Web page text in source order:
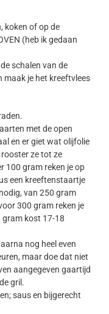
koken of op de
(heb ik gedaan
schalen van de
je het kreeftvlees
met de open
en er giet wat olijfolie
rooster ze tot ze
100 gram reken je op
een kreeftenstaartje
van 250 gram
300 gram reken je
gram kost 17-18
nog heel even
maar doe dat niet
aangegeven gaartijd
gril.
saus en bijgerecht